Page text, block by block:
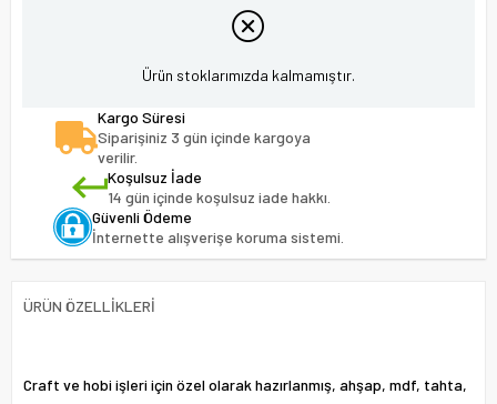
Ürün stoklarımızda kalmamıştır.
Kargo Süresi
Siparişiniz 3 gün içinde kargoya
verilir.
Koşulsuz İade
14 gün içinde koşulsuz iade hakkı.
Güvenli Ödeme
İnternette alışverişe koruma sistemi.
ÜRÜN ÖZELLIKLERI
Craft ve hobi işleri için özel olarak hazırlanmış, ahşap, mdf, tahta,